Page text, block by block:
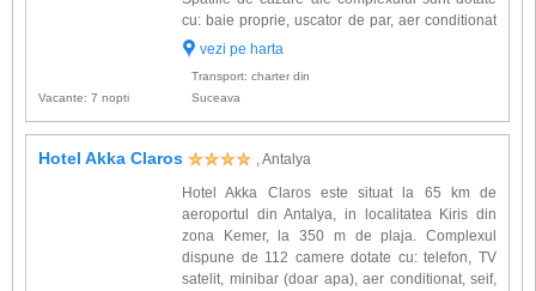
cu: baie proprie, uscator de par, aer conditionat
centralizat, TV satelit, telefon, minibar, balcon,
vezi pe harta
Vacante: 7 nopti
Transport: charter din
Suceava
Hotel Akka Claros
, Antalya
Hotel Akka Claros este situat la 65 km de
aeroportul din Antalya, in localitatea Kiris din
zona Kemer, la 350 m de plaja. Complexul
dispune de 112 camere dotate cu: telefon, TV
satelit, minibar (doar apa), aer conditionat, seif,